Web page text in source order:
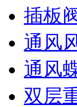
插板
通风
通风
双层